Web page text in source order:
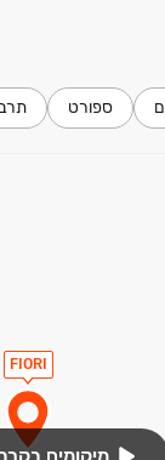
ספורט
FIORI